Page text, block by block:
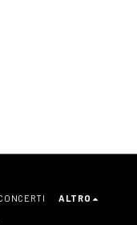
ALTRO